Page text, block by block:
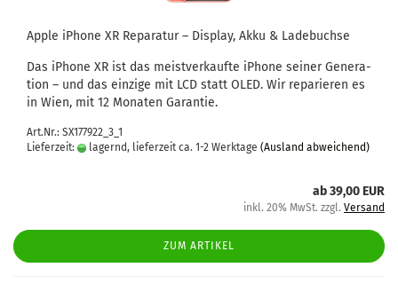
Apple iPho­ne XR Re­pa­ra­tur – Dis­play, Akku & La­de­buch­se
Das iPho­ne XR ist das meist­ver­kauf­te iPho­ne sei­ner Ge­nera­
ti­on – und das ein­zi­ge mit LCD statt OLED. Wir re­pa­rie­ren es
in Wien, mit 12 Mo­na­ten Ga­ran­tie.
Art.Nr.: SX177922_3_1
Lieferzeit:
lagernd, lieferzeit ca. 1-2 Werktage (Ausland abweichend)
ab 39,00 EUR
inkl. 20% MwSt. zzgl. Versand
ZUM ARTIKEL